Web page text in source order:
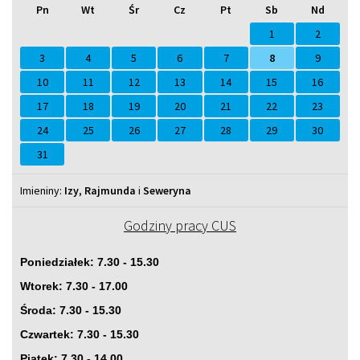
na na
Wrzesień
2026
na
Sierpień
2027
Pn Wt Śr Cz Pt Sb
Nd
1
2
3
4 5 6 7 8
9
10
11 12 13 14 15
16
17
18 19 20 21 22
23
24
25 26 27 28 29
30
31
Imieniny
Imieniny: Izy, Rajmunda i Seweryna
Godziny pracy CUS
Poniedziałek: 7.30 - 15.30
Wtorek: 7.30 - 17.00
Środa: 7.30 - 15.30
Czwartek: 7.30 - 15.30